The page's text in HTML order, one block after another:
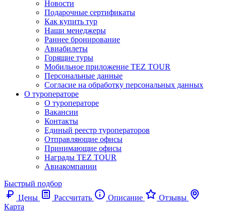
Новости
Подарочные сертификаты
Как купить тур
Наши менеджеры
Раннее бронирование
Авиабилеты
Горящие туры
Мобильное приложение TEZ TOUR
Персональные данные
Согласие на обработку персональных данных
О туроператоре
О туроператоре
Вакансии
Контакты
Единый реестр туроператоров
Отправляющие офисы
Принимающие офисы
Награды TEZ TOUR
Авиакомпании
Быстрый подбор
Цены
Рассчитать Описание
Отзывы
Карта